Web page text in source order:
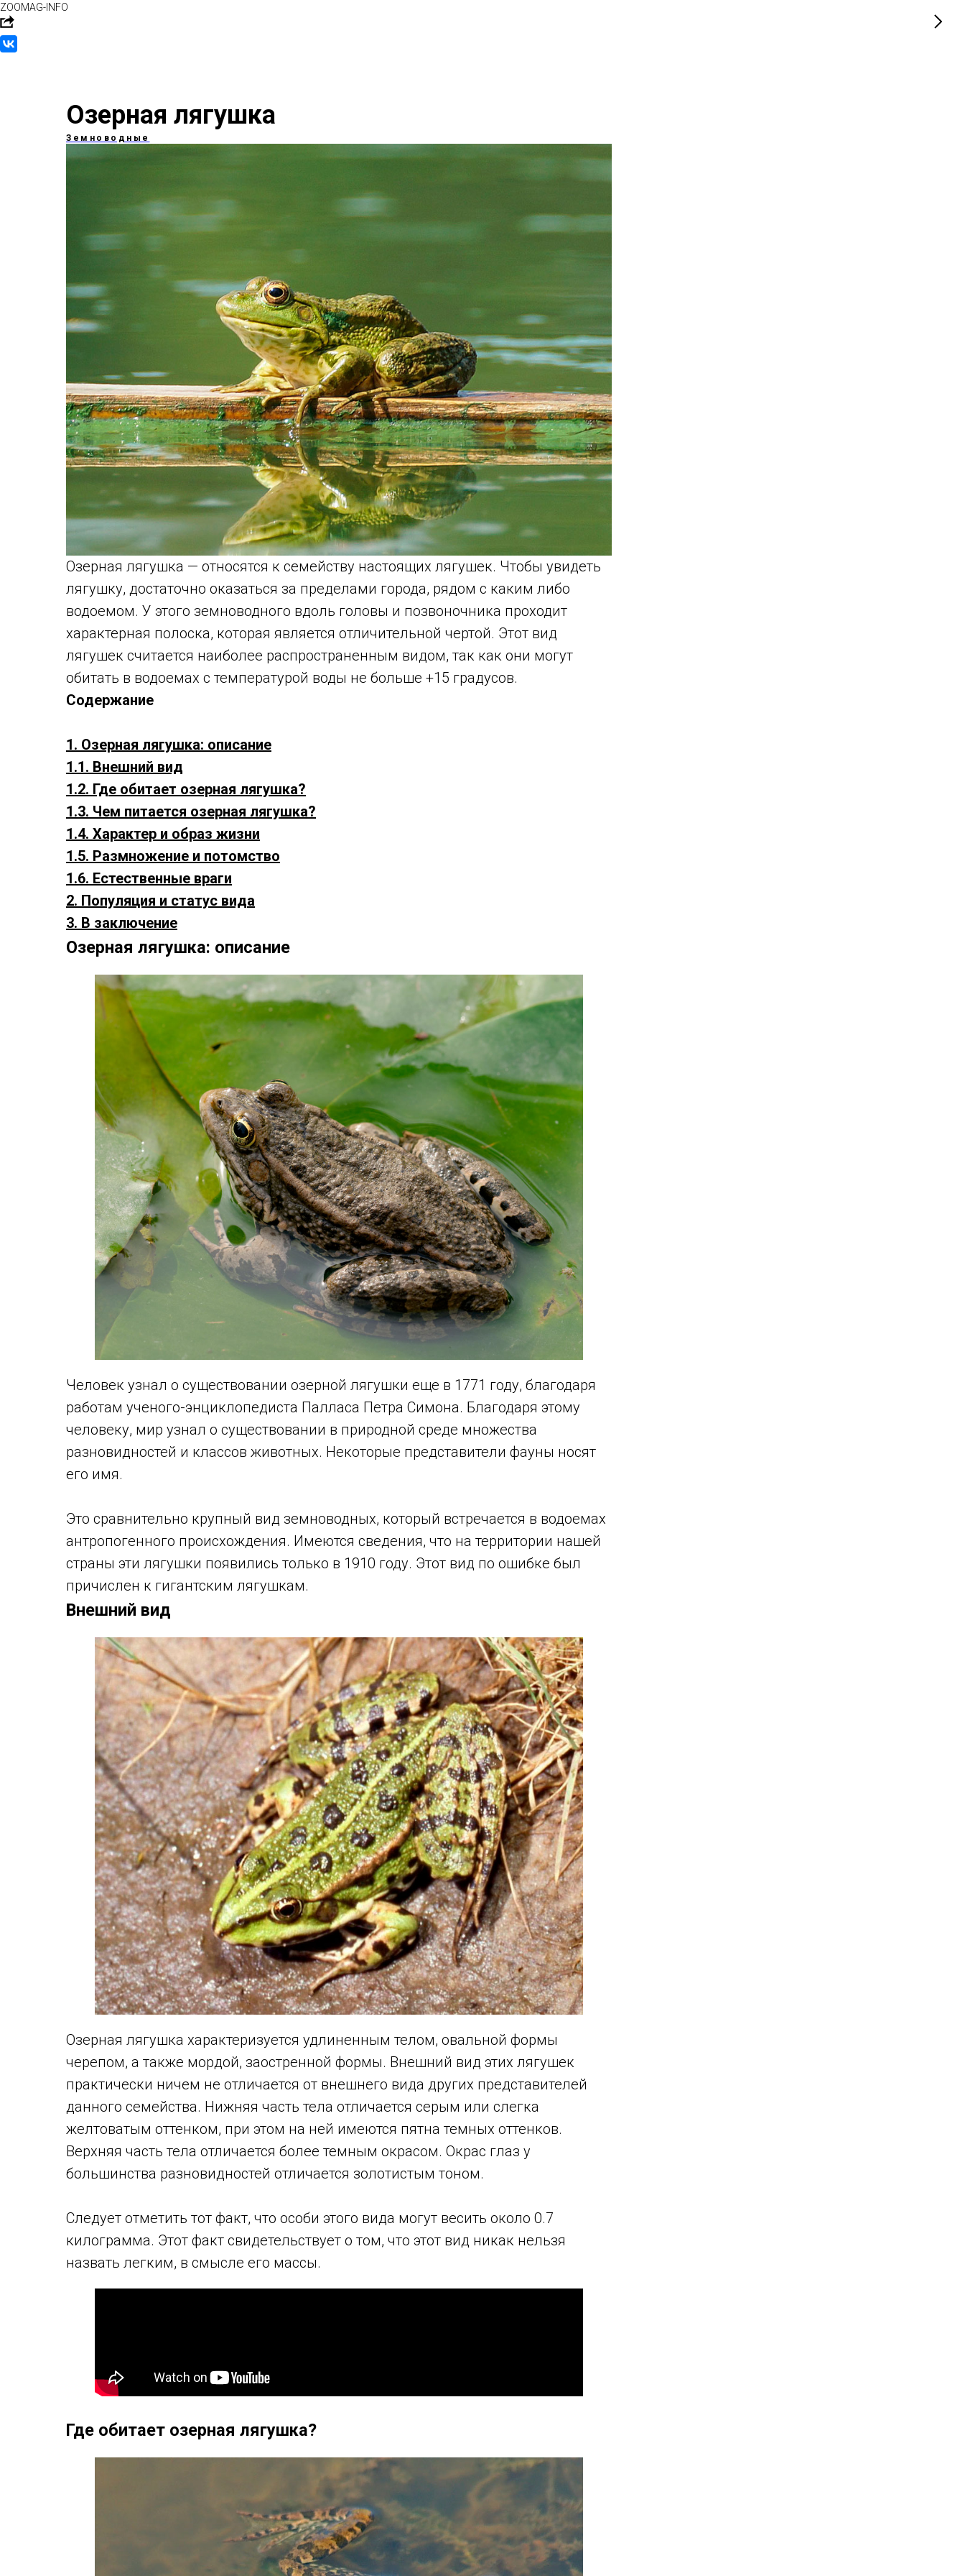
ZOOMAG-INFO
Озерная лягушка
Земноводные
Озерная лягушка — относятся к семейству настоящих лягушек. Чтобы увидеть
лягушку, достаточно оказаться за пределами города, рядом с каким либо
водоемом. У этого земноводного вдоль головы и позвоночника проходит
характерная полоска, которая является отличительной чертой. Этот вид
лягушек считается наиболее распространенным видом, так как они могут
обитать в водоемах с температурой воды не больше +15 градусов.
Содержание
1. Озерная лягушка: описание
1.1. Внешний вид
1.2. Где обитает озерная лягушка?
1.3. Чем питается озерная лягушка?
1.4. Характер и образ жизни
1.5. Размножение и потомство
1.6. Естественные враги
2. Популяция и статус вида
3. В заключение
Озерная лягушка: описание
Человек узнал о существовании озерной лягушки еще в 1771 году, благодаря
работам ученого-энциклопедиста Палласа Петра Симона. Благодаря этому
человеку, мир узнал о существовании в природной среде множества
разновидностей и классов животных. Некоторые представители фауны носят
его имя.
Это сравнительно крупный вид земноводных, который встречается в водоемах
антропогенного происхождения. Имеются сведения, что на территории нашей
страны эти лягушки появились только в 1910 году. Этот вид по ошибке был
причислен к гигантским лягушкам.
Внешний вид
Озерная лягушка характеризуется удлиненным телом, овальной формы
черепом, а также мордой, заостренной формы. Внешний вид этих лягушек
практически ничем не отличается от внешнего вида других представителей
данного семейства. Нижняя часть тела отличается серым или слегка
желтоватым оттенком, при этом на ней имеются пятна темных оттенков.
Верхняя часть тела отличается более темным окрасом. Окрас глаз у
большинства разновидностей отличается золотистым тоном.
Следует отметить тот факт, что особи этого вида могут весить около 0.7
килограмма. Этот факт свидетельствует о том, что этот вид никак нельзя
назвать легким, в смысле его массы.
Где обитает озерная лягушка?